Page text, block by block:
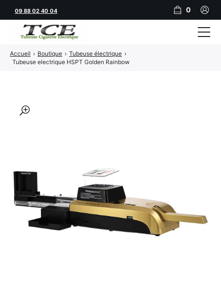
🔍
Accueil › Boutique › Tubeuse électrique ›
Tubeuse electrique HSPT Golden Rainbow
09 88 02 40 04 0
Tubeuses
Vape
JNR
CBD
Divers